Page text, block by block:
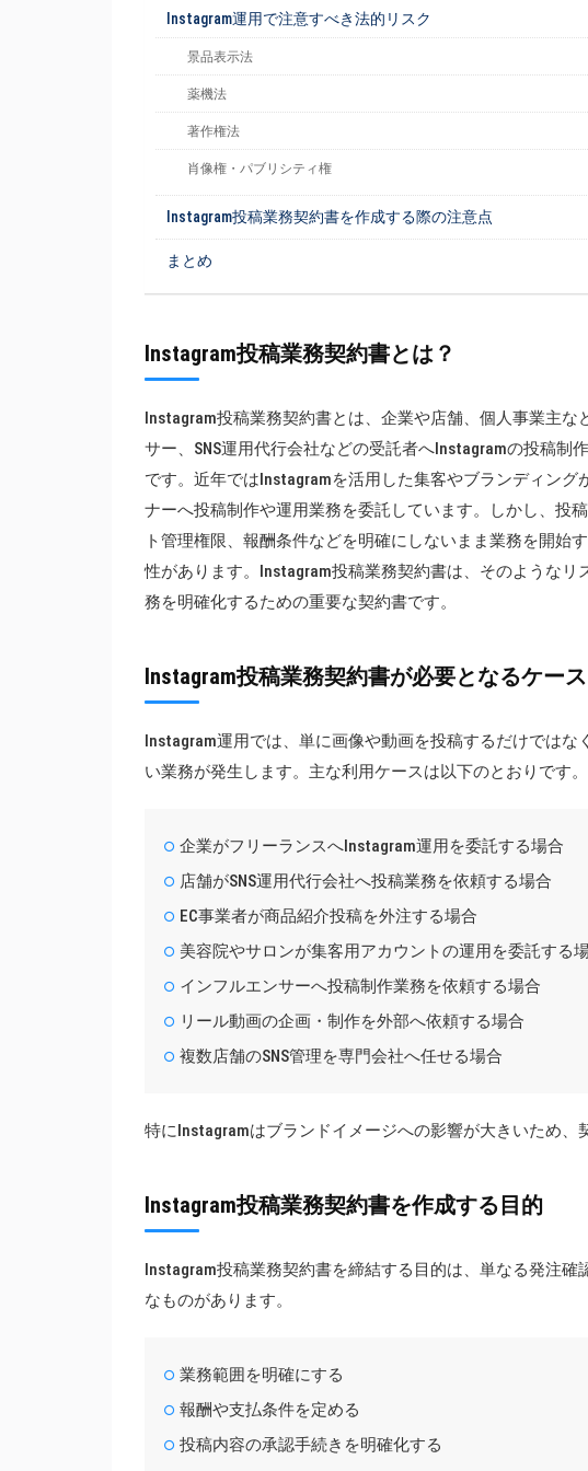
Instagram運用で注意すべき法的リスク
景品表示法
薬機法
著作権法
肖像権・パブリシティ権
Instagram投稿業務契約書を作成する際の注意点
まとめ
Instagram投稿業務契約書とは？
Instagram投稿業務契約書とは、企業や店舗、個人事業主
サー、SNS運用代行会社などの受託者へInstagramの投稿制
です。近年ではInstagramを活用した集客やブランディン
ナーへ投稿制作や運用業務を委託しています。しかし、投
ト管理権限、報酬条件などを明確にしないまま業務を開始
性があります。Instagram投稿業務契約書は、そのような
務を明確化するための重要な契約書です。
Instagram投稿業務契約書が必要となるケース
Instagram運用では、単に画像や動画を投稿するだけでは
い業務が発生します。主な利用ケースは以下のとおりです。
企業がフリーランスへInstagram運用を委託する場合
店舗がSNS運用代行会社へ投稿業務を依頼する場合
EC事業者が商品紹介投稿を外注する場合
美容院やサロンが集客用アカウントの運用を委託する
インフルエンサーへ投稿制作業務を依頼する場合
リール動画の企画・制作を外部へ依頼する場合
複数店舗のSNS管理を専門会社へ任せる場合
特にInstagramはブランドイメージへの影響が大きいため、
Instagram投稿業務契約書を作成する目的
Instagram投稿業務契約書を締結する目的は、単なる発注確
なものがあります。
業務範囲を明確にする
報酬や支払条件を定める
投稿内容の承認手続きを明確化する